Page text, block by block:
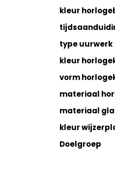
kleur
type uurwerk
kleur
vorm
materiaal
materiaal
kleur
Doelgroep